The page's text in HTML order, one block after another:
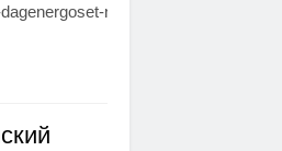
naznachen-